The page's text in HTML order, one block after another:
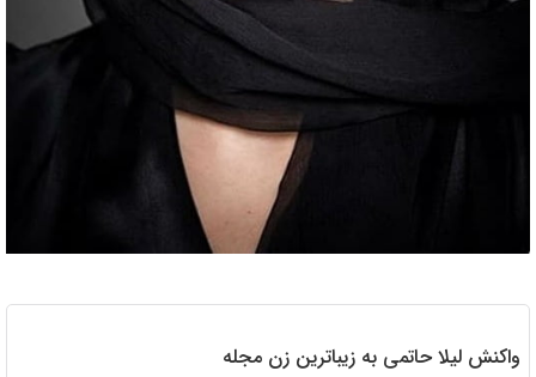
واکنش لیلا حاتمی به زیباترین زن مجله